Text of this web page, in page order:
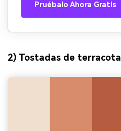
Pruébalo Ahora Gratis
2) Tostadas de terracota